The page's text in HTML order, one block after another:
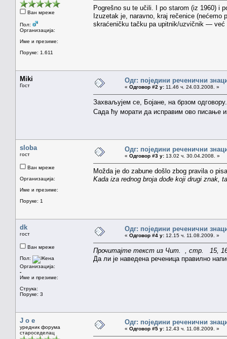
Ван мреже
Пол:
Организација:
Име и презиме:
Поруке: 1.611
Pogrešno su te učili. I po starom (iz 1960) i
Izuzetak je, naravno, kraj rečenice
skraćeničku tačku pa upitnik/uzvičnik — već
Miki
Гост
Одг: поједини реченични
« Одговор #2 у: 11.46 ч. 24.03.2008. »
Захваљујем се, Бојане, на брзом одговору.
Сада ћу морати да исправим ово писање
sloba
гост
Ван мреже
Организација:
Име и презиме:
Поруке: 1
Одг: поједини реченични
« Одговор #3 у: 13.02 ч. 30.04.2008. »
Možda je do zabune došlo zbog pravila o
Kada iza rednog broja dođe koji drugi znak,
dk
гост
Ван мреже
Пол:
Организација:
-
Име и презиме:
Струка:
Поруке: 3
Одг: поједини реченични
« Одговор #4 у: 12.15 ч. 11.08.2009. »
Прочитајте текст из Чит. , стр. 15,
Да ли је наведена реченица правилно
J o e
уредник форума
староседелац
Одг: поједини реченични
« Одговор #5 у: 12.43 ч. 11.08.2009. »